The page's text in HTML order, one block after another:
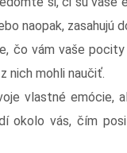
naopak, zasahujú
čo vám vaše
nich mohli naučiť.
vlastné emócie,
okolo vás, čím